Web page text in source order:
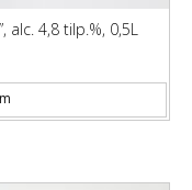
alc. 4,8 tilp.%, 0,5L